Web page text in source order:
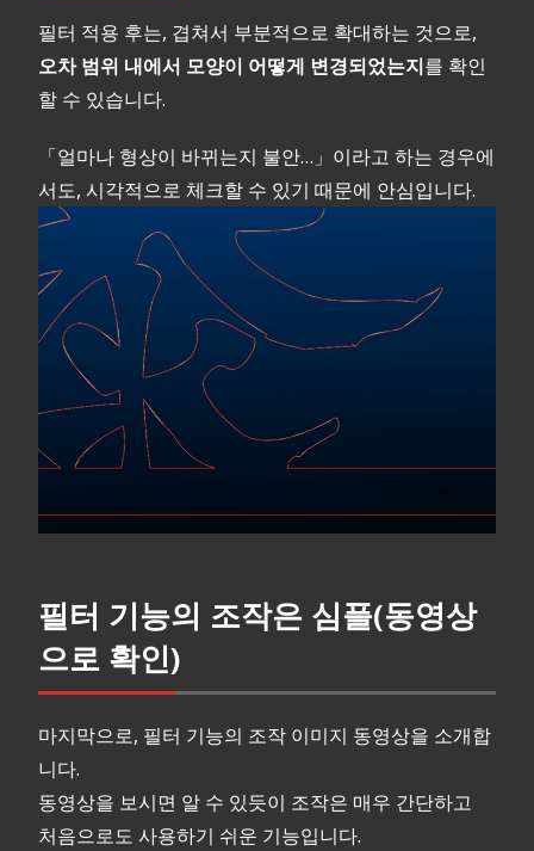
필터 적용 후는, 겹쳐서 부분적으로 확대하는 것으로,
오차 범위 내에서 모양이 어떻게 변경되었는지를 확인
할 수 있습니다.
「얼마나 형상이 바뀌는지 불안…」이라고 하는 경우에
서도, 시각적으로 체크할 수 있기 때문에 안심입니다.
필터 기능의 조작은 심플(동영상
으로 확인)
마지막으로, 필터 기능의 조작 이미지 동영상을 소개합
니다.
동영상을 보시면 알 수 있듯이 조작은 매우 간단하고
처음으로도 사용하기 쉬운 기능입니다.